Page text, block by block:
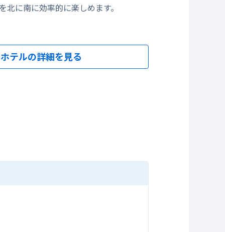
北に南に効率的に楽しめます。
ホテルの詳細を見る